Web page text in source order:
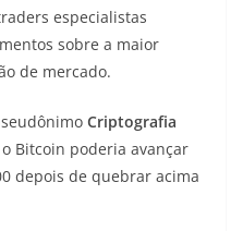
especialistas
sobre a maior
de mercado.
Criptografia
Bitcoin poderia avançar
depois de quebrar acima